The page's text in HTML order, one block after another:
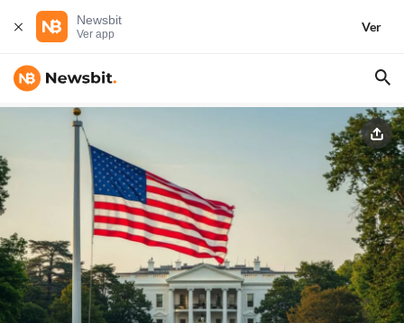
Newsbit
Ver app
Ver